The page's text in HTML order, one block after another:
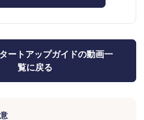
ートアップガイドの動画一
覧に戻る